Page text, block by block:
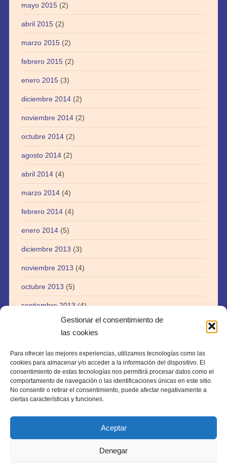
Gestionar el consentimiento de
las cookies
Para ofrecer las mejores experiencias, utilizamos tecnologías como las
cookies para almacenar y/o acceder a la información del dispositivo. El
consentimiento de estas tecnologías nos permitirá procesar datos como el
comportamiento de navegación o las identificaciones únicas en este sitio.
No consentir o retirar el consentimiento, puede afectar negativamente a
ciertas características y funciones.
Aceptar
Denegar
mayo 2015(2)
abril 2015(2)
marzo 2015(2)
febrero 2015(2)
enero 2015(3)
diciembre 2014(2)
noviembre 2014(2)
octubre 2014(2)
agosto 2014(2)
abril 2014(4)
marzo 2014(4)
febrero 2014(4)
enero 2014(5)
diciembre 2013 (3)
noviembre 2013 (4)
octubre 2013 (5)
septiembre 2013(4)
(5)
abril 2013(1)
agosto 2012(1)
julio 2012(1)